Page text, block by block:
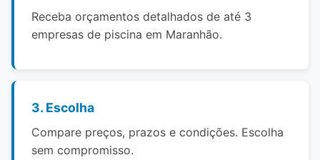
Receba orçamentos detalhados de até 3
empresas de piscina em Maranhão.
3. Escolha
Compare preços, prazos e condições. Escolha
sem compromisso.